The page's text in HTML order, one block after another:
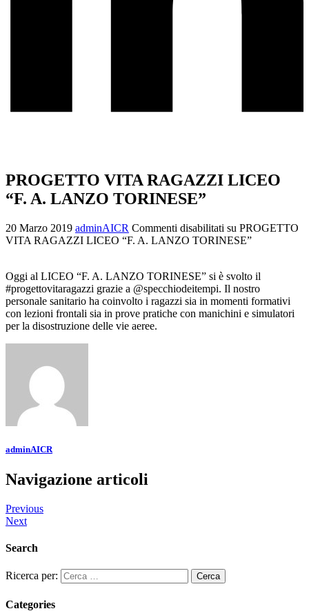
PROGETTO VITA RAGAZZI LICEO
“F. A. LANZO TORINESE”
20 Marzo 2019 adminAICR Commenti disabilitati su PROGETTO
VITA RAGAZZI LICEO “F. A. LANZO TORINESE”
Oggi al LICEO “F. A. LANZO TORINESE” si è svolto il
#progettovitaragazzi grazie a @specchiodeitempi. Il nostro
personale sanitario ha coinvolto i ragazzi sia in momenti formativi
con lezioni frontali sia in prove pratiche con manichini e simulatori
per la disostruzione delle vie aeree.
adminAICR
Navigazione articoli
Previous
Next
Search
Ricerca per:
Categories